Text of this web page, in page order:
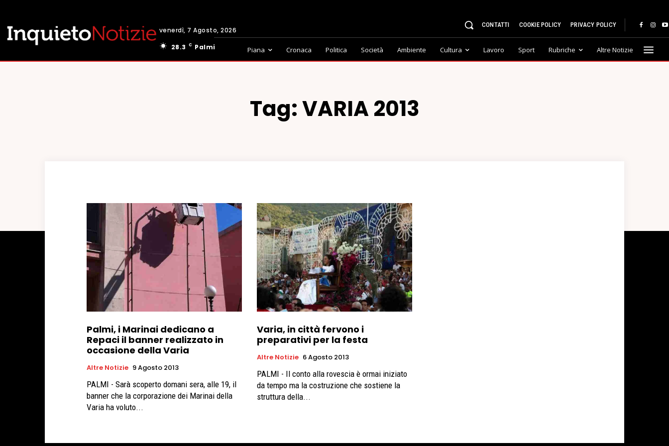
venerdì, 7 Agosto, 2026
28.3
C Palmi
CONTATTI COOKIE POLICY PRIVACY POLICY
Piana Cronaca Politica Società Ambiente Cultura Lavoro Sport Rubriche Altre Notizie
Tag:VARIA 2013
Palmi, i Marinai dedicano a
Repaci il banner realizzato in
occasione della Varia
Altre Notizie 9 Agosto 2013
PALMI - Sarà scoperto domani sera, alle 19, il
banner che la corporazione dei Marinai della
Varia ha voluto...
Varia, in città fervono i
preparativi per la festa
Altre Notizie 6 Agosto 2013
PALMI - Il conto alla rovescia è ormai iniziato
da tempo ma la costruzione che sostiene la
struttura della...